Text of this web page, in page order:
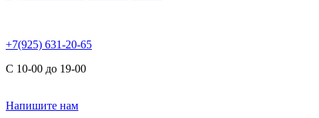
+7(925) 631-20-65
С 10-00 до 19-00
Напишите нам